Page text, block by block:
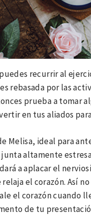
recurrir al
rebasada por las
prueba a tomar
en tus aliados
Melisa, ideal para
junta altamente
a aplacar el
el corazón. Así
el corazón cuando
de tu